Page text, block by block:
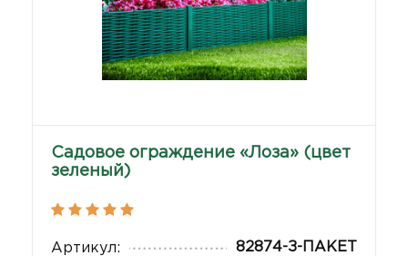
Садовое ограждение «Лоза» (цвет
зеленый)
Артикул: 82874-З-ПАКЕТ